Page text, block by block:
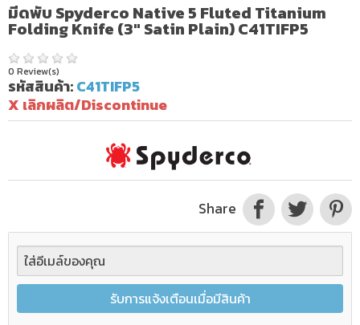
มีดพับ Spyderco Native 5 Fluted Titanium
Folding Knife (3" Satin Plain) C41TIFP5
0 Review(s)
รหัสสินค้า:C41TIFP5
X เลิกผลิต/Discontinue
Share
รับการแจ้งเตือนเมื่อมีสินค้า